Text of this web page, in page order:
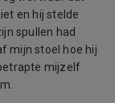
en hij stelde
spullen had
mijn stoel hoe hij
mijzelf